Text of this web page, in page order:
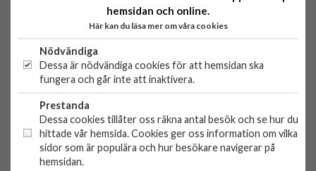
399 kr
KÖP
PRODUKTBESKRIVNING
hemsidan och online.
Här kan du läsa mer om våra cookies
Nödvändiga
Dessa är nödvändiga cookies för att hemsidan ska
fungera och går inte att inaktivera.
Prestanda
Dessa cookies tillåter oss räkna antal besök och se hur du
hittade vår hemsida. Cookies ger oss information om vilka
sidor som är populära och hur besökare navigerar på
hemsidan.